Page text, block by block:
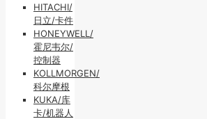
HITACHI/
日立/卡件
HONEYWELL/
霍尼韦尔/
控制器
KOLLMORGEN/
科尔摩根
KUKA/库
卡/机器人